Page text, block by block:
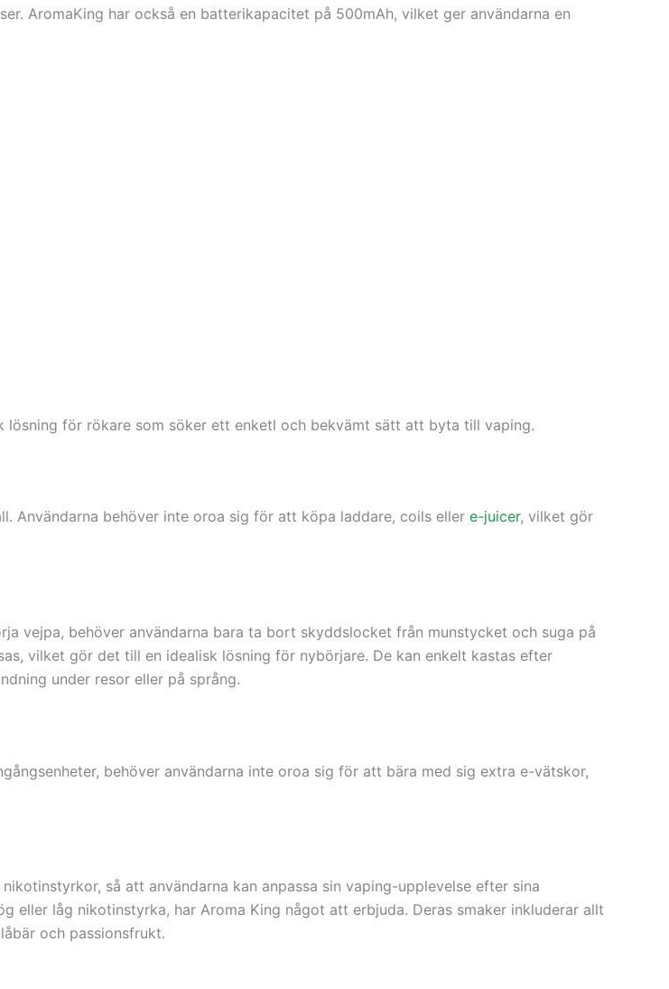
AromaKing har också en batterikapacitet på 500mAh, vilket ger användarna en
lösning för rökare som söker ett enketl och bekvämt sätt att byta till vaping.
Användarna behöver inte oroa sig för att köpa laddare, coils eller e-juicer, vilket gör
vejpa, behöver användarna bara ta bort skyddslocket från munstycket och suga på
vilket gör det till en idealisk lösning för nybörjare. De kan enkelt kastas efter
under resor eller på språng.
behöver användarna inte oroa sig för att bära med sig extra e-vätskor,
så att användarna kan anpassa sin vaping-upplevelse efter sina
eller låg nikotinstyrka, har Aroma King något att erbjuda. Deras smaker inkluderar allt
och passionsfrukt.